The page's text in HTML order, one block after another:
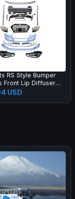
RS Style Bumper
Front Lip Diffuser
Headlights
Bumper Body Kit for
USD